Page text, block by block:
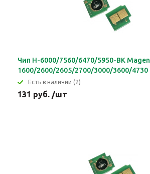
Чип H-6000/7560/6470/5950-BK
1600/2600/2605/2700/3000/3600/4730
Eсть в наличии (2)
131 руб. /шт